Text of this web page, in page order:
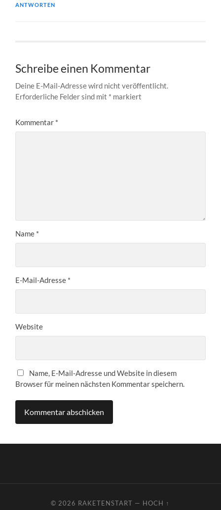
ANTWORTEN
Schreibe einen Kommentar
Deine E-Mail-Adresse wird nicht veröffentlicht.
Erforderliche Felder sind mit * markiert
Kommentar *
Name *
E-Mail-Adresse *
Website
Name, E-Mail-Adresse und Website in diesem
Browser für meinen nächsten Kommentar speichern.
© 2026 RAKETENSTART — HOCH ↑